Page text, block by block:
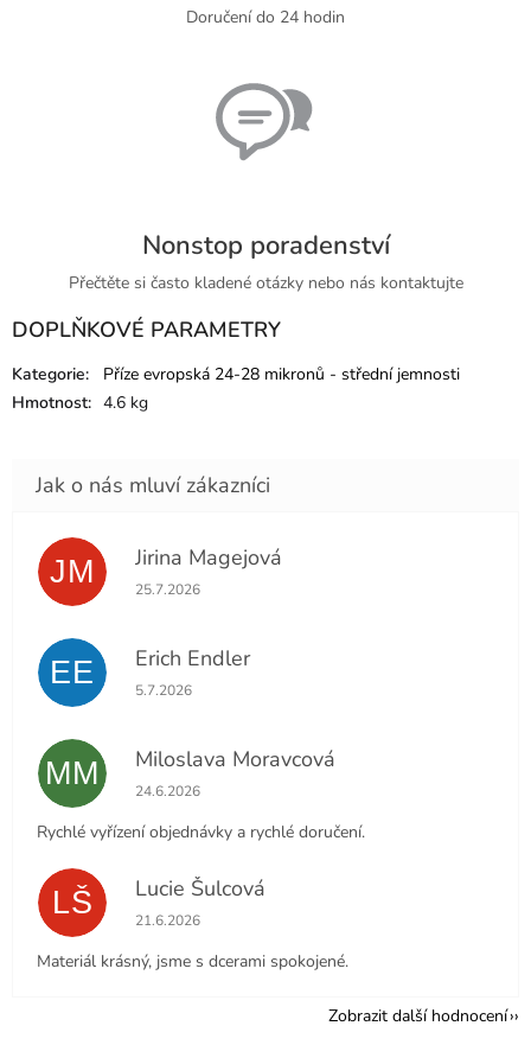
Doručení do 24 hodin
Nonstop poradenství
Přečtěte si často kladené otázky nebo nás kontaktujte
DOPLŇKOVÉ PARAMETRY
Kategorie:
Příze evropská 24-28 mikronů - střední jemnosti
Hmotnost: 4.6 kg
JM Jirina Magejová
Hodnocení obchodu je 5 z 5 hvězdiček.
25.7.2026
EE Erich Endler
Hodnocení obchodu je 5 z 5 hvězdiček.
5.7.2026
MM Miloslava Moravcová
Hodnocení obchodu je 5 z 5 hvězdiček.
24.6.2026
Rychlé vyřízení objednávky a rychlé doručení.
LŠ Lucie Šulcová
Hodnocení obchodu je 5 z 5 hvězdiček.
21.6.2026
Materiál krásný, jsme s dcerami spokojené.
Zobrazit další hodnocení